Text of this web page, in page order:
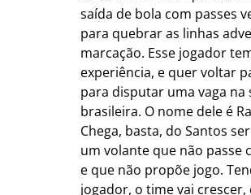
saída de bola com passes
para quebrar as linhas
marcação. Esse jogador
experiência, e quer voltar
para disputar uma vaga na
brasileira. O nome dele é
Chega, basta, do Santos
um volante que não passe
e que não propõe jogo.
jogador, o time vai crescer,